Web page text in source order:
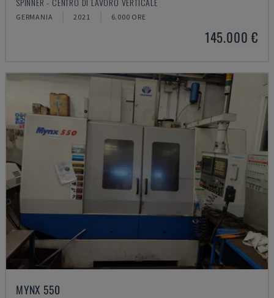
GERMANIA 2021 6.000 ORE
145.000 €
MYNX 550